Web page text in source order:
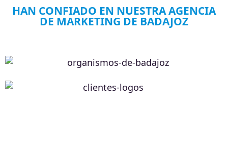
HAN CONFIADO EN NUESTRA AGENCIA
DE MARKETING DE BADAJOZ